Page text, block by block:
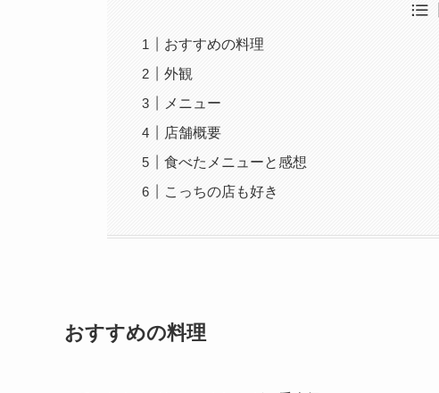
おすすめの料理
外観
メニュー
店舗概要
食べたメニューと感想
こっちの店も好き
おすすめの料理